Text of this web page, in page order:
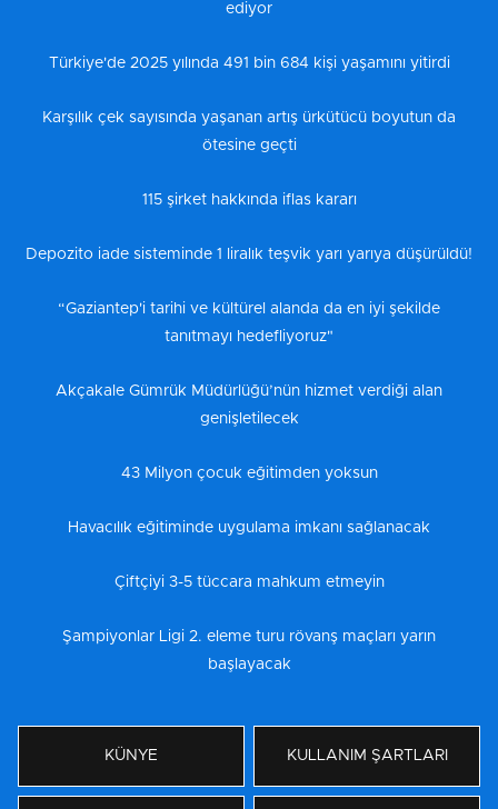
ediyor
Türkiye'de 2025 yılında 491 bin 684 kişi yaşamını yitirdi
Karşılık çek sayısında yaşanan artış ürkütücü boyutun da
ötesine geçti
115 şirket hakkında iflas kararı
Depozito iade sisteminde 1 liralık teşvik yarı yarıya düşürüldü!
“Gaziantep'i tarihi ve kültürel alanda da en iyi şekilde
tanıtmayı hedefliyoruz"
Akçakale Gümrük Müdürlüğü’nün hizmet verdiği alan
genişletilecek
43 Milyon çocuk eğitimden yoksun
Havacılık eğitiminde uygulama imkanı sağlanacak
Çiftçiyi 3-5 tüccara mahkum etmeyin
Şampiyonlar Ligi 2. eleme turu rövanş maçları yarın
başlayacak
KÜNYE KULLANIM ŞARTLARI